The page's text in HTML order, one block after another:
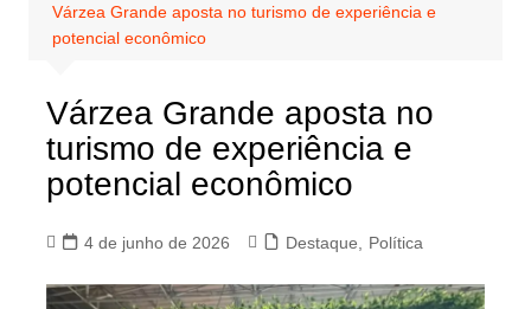
Várzea Grande aposta no turismo de experiência e
potencial econômico
Várzea Grande aposta no
turismo de experiência e
potencial econômico
4 de junho de 2026 Destaque Política